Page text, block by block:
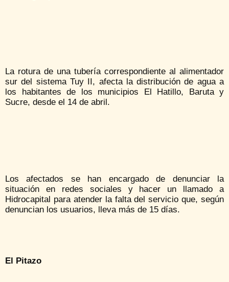
La rotura de una tubería correspondiente al alimentador
sur del sistema Tuy II, afecta la distribución de agua a
los habitantes de los municipios El Hatillo, Baruta y
Sucre, desde el 14 de abril.
Los afectados se han encargado de denunciar la
situación en redes sociales y hacer un llamado a
Hidrocapital para atender la falta del servicio que, según
denuncian los usuarios, lleva más de 15 días.
El Pitazo